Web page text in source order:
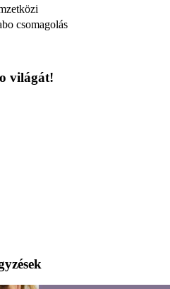
csomagolás
világát!